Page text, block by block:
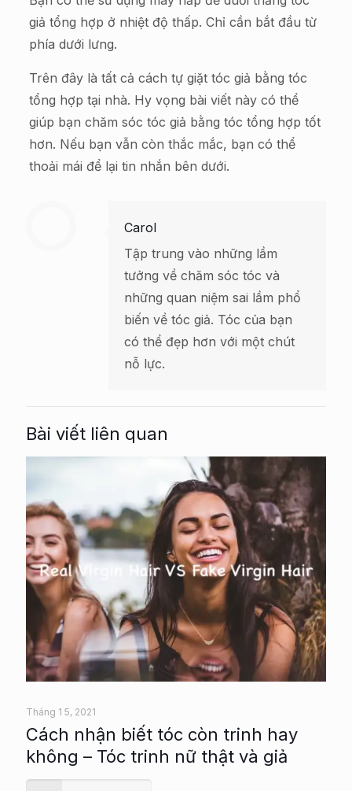
giả tổng hợp ở nhiệt độ thấp. Chỉ cần bắt đầu từ
phía dưới lưng.
Trên đây là tất cả cách tự giặt tóc giả bằng tóc
tổng hợp tại nhà. Hy vọng bài viết này có thể
giúp bạn chăm sóc tóc giả bằng tóc tổng hợp tốt
hơn. Nếu bạn vẫn còn thắc mắc, bạn có thể
thoải mái để lại tin nhắn bên dưới.
Carol
Tập trung vào những lầm
tưởng về chăm sóc tóc và
những quan niệm sai lầm phổ
biến về tóc giả. Tóc của bạn
có thể đẹp hơn với một chút
nỗ lực.
Bài viết liên quan
Tháng 1 5, 2021
Cách nhận biết tóc còn trinh hay
không – Tóc trinh nữ thật và giả